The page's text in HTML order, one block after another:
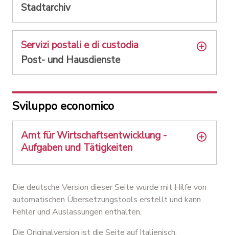
Stadtarchiv
Servizi postali e di custodia
Post- und Hausdienste
Sviluppo economico
Amt für Wirtschaftsentwicklung -
Aufgaben und Tätigkeiten
Die deutsche Version dieser Seite wurde mit Hilfe von
automatischen Übersetzungstools erstellt und kann
Fehler und Auslassungen enthalten.
Die Originalversion istdie Seite auf Italienisch.